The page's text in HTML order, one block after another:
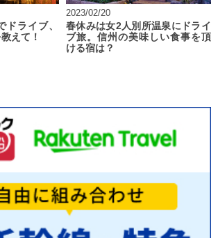
ドライブ、
えて！
2023/02/20
春休みは女2人別所温泉にドライ
ブ旅。信州の美味しい食事を頂
ける宿は？